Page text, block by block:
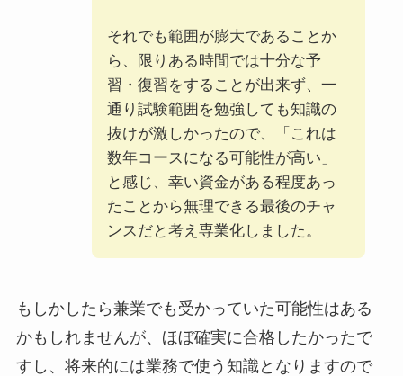
それでも範囲が膨大であることか
ら、限りある時間では十分な予
習・復習をすることが出来ず、一
通り試験範囲を勉強しても知識の
抜けが激しかったので、「これは
数年コースになる可能性が高い」
と感じ、幸い資金がある程度あっ
たことから無理できる最後のチャ
ンスだと考え専業化しました。
もしかしたら兼業でも受かっていた可能性はある
かもしれませんが、ほぼ確実に合格したかったで
すし、将来的には業務で使う知識となりますので